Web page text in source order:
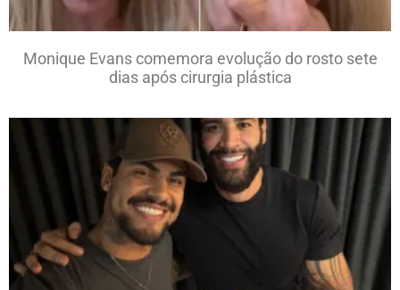
Monique Evans comemora evolução do rosto sete
dias após cirurgia plástica